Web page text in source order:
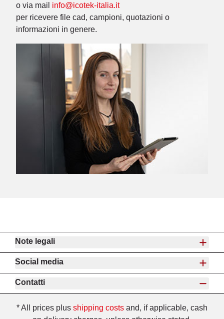
o via mail info@icotek-italia.it
per ricevere file cad, campioni, quotazioni o
informazioni in genere.
Note legali
Social media
Contatti
* All prices plus shipping costs and, if applicable, cash